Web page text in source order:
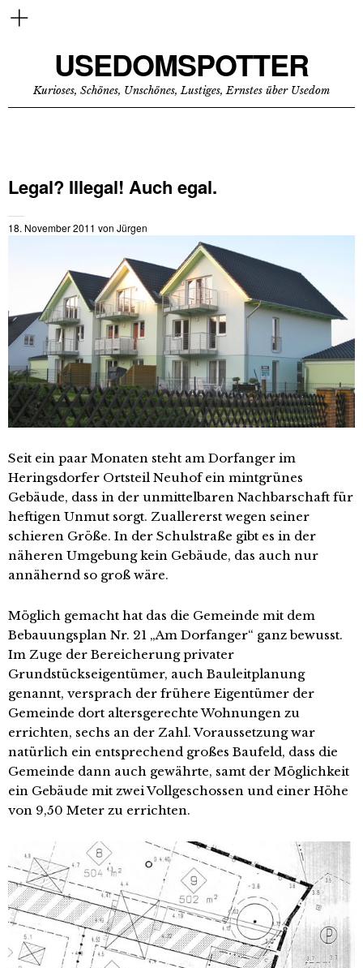
USEDOMSPOTTER
Kurioses, Schönes, Unschönes, Lustiges, Ernstes über Usedom
Legal? Illegal! Auch egal.
18. November 2011 von Jürgen
Seit ein paar Monaten steht am Dorfanger im
Heringsdorfer Ortsteil Neuhof ein mintgrünes
Gebäude, dass in der unmittelbaren Nachbarschaft für
heftigen Unmut sorgt. Zuallererst wegen seiner
schieren Größe. In der Schulstraße gibt es in der
näheren Umgebung kein Gebäude, das auch nur
annähernd so groß wäre.
Möglich gemacht hat das die Gemeinde mit dem
Bebauungsplan Nr. 21 „Am Dorfanger“ ganz bewusst.
Im Zuge der Bereicherung privater
Grundstückseigentümer, auch Bauleitplanung
genannt, versprach der frühere Eigentümer der
Gemeinde dort altersgerechte Wohnungen zu
errichten, sechs an der Zahl. Voraussetzung war
natürlich ein entsprechend großes Baufeld, dass die
Gemeinde dann auch gewährte, samt der Möglichkeit
ein Gebäude mit zwei Vollgeschossen und einer Höhe
von 9,50 Meter zu errichten.